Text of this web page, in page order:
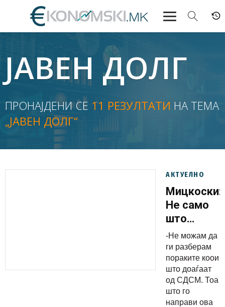
ЕКОНОМИЈА
ФИНАНСИИ
БАНКАРСТВО
ЖИВОТ
ЈАВЕН ДОЛГ
ПРОНАЈДЕНИ СЕ 11 РЕЗУЛТАТИ НА ТЕМА
„ЈАВЕН ДОЛГ“
АКТУЕЛНО
Мицкоски:
Не само
што
немаме
на
Јавниот
долг, туку
имаме
-Не можам да
ги разберам
пораките коои
што доаѓаат
од СДСМ. Тоа
што го
направи ова